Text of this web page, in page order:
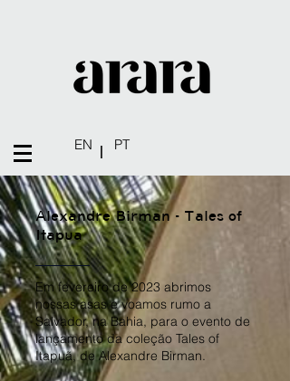
EN PT
Alexandre Birman - Tales of
Itapua
Em fevereiro de 2023 abrimos
nossas asas e voamos rumo a
Salvador, na Bahia, para o evento de
lançamento da coleção Tales of
Itapuã, de Alexandre Birman.